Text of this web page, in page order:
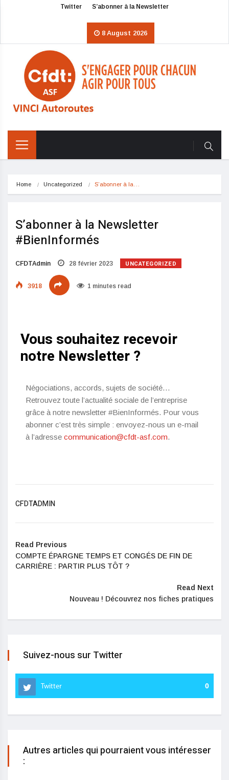
Twitter S’abonner à la Newsletter
8 August 2026
Home Uncategorized S’abonner à la…
S’abonner à la Newsletter
#BienInformés
CFDTAdmin 28 février 2023 UNCATEGORIZED
3918 1 minutes read
Vous souhaitez recevoir
notre Newsletter ?
Négociations, accords, sujets de société…
Retrouvez toute l’actualité sociale de l’entreprise
grâce à notre newsletter #BienInformés. Pour vous
abonner c’est très simple : envoyez-nous un e-mail
à l’adresse communication@cfdt-asf.com.
CFDTADMIN
Read Previous
COMPTE ÉPARGNE TEMPS ET CONGÉS DE FIN DE
CARRIÈRE : PARTIR PLUS TÔT ?
Read Next
Nouveau ! Découvrez nos fiches pratiques
Suivez-nous sur Twitter
Twitter 0
Autres articles qui pourraient vous intéresser
: